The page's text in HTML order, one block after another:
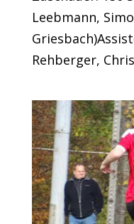
Leebmann,
Rehberger,